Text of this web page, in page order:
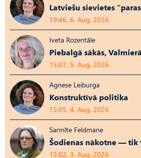
Latviešu sievietes
19:46, 6. Aug, 2026
Iveta Rozentāle
Piebalgā sākās,
15:07, 5. Aug, 2026
Agnese Leiburga
Konstruktīvā politika
15:05, 4. Aug, 2026
Sarmīte Feldmane
Šodienas nākotne — tik
15:02, 3. Aug, 2026